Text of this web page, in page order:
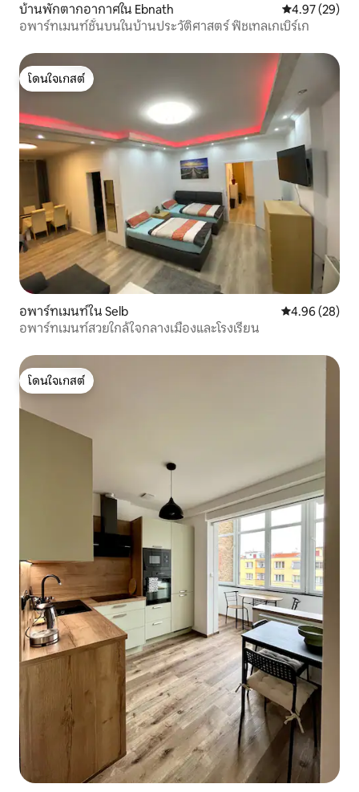
บ้านพักตากอากาศใน Ebnath คะแนนเฉลี่ย
4.97 (29)
อพาร์ทเมนท์ชั้นบนในบ้านประวัติศาสตร์ ฟิชเทลเกเบิร์เก
โดนใจเกสต์
โดนใจเกสต์
อพาร์ทเมนท์ใน Selb คะแนนเฉลี่ย
4.96 (28)
อพาร์ทเมนท์สวยใกล้ใจกลางเมืองและโรงเรียน
โดนใจเกสต์
โดนใจเกสต์